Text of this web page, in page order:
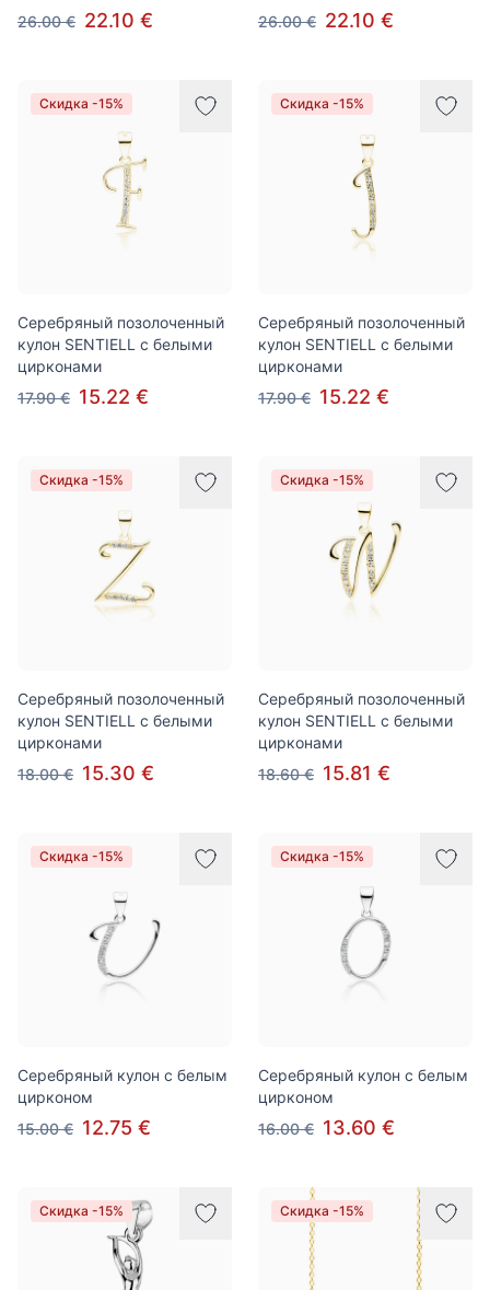
26.00 € 22.10 €
26.00 € 22.10 €
Скидка -15%
Серебряный позолоченный
кулон SENTIELL с белыми
цирконами
17.90 € 15.22 €
Скидка -15%
Серебряный позолоченный
кулон SENTIELL с белыми
цирконами
17.90 € 15.22 €
Скидка -15%
Серебряный позолоченный
кулон SENTIELL с белыми
цирконами
18.00 € 15.30 €
Скидка -15%
Серебряный позолоченный
кулон SENTIELL с белыми
цирконами
18.60 € 15.81 €
Скидка -15%
Серебряный кулон с белым
цирконом
15.00 € 12.75 €
Скидка -15%
Серебряный кулон с белым
цирконом
16.00 € 13.60 €
Скидка -15% Скидка -15%